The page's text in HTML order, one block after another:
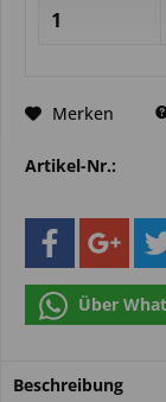
Merken
Artikel-Nr.:
Über
Beschreibung